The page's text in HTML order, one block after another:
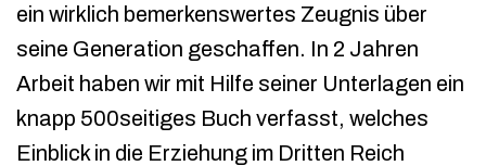
ein wirklich bemerkenswertes Zeugnis über
seine Generation geschaffen. In 2 Jahren
Arbeit haben wir mit Hilfe seiner Unterlagen ein
knapp 500seitiges Buch verfasst, welches
Einblick in die Erziehung im Dritten Reich